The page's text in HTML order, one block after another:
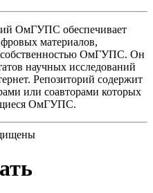
ОмГУПС обеспечивает
материалов,
собственностью ОмГУПС. Он
научных исследований
Репозиторий содержит
или соавторами которых
ОмГУПС.